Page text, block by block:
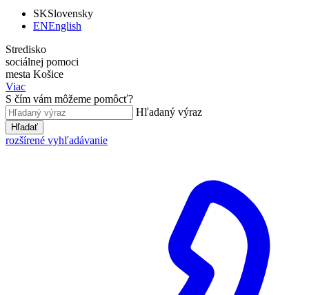
SKSlovensky
ENEnglish
Stredisko
sociálnej pomoci
mesta Košice
Viac
S čím vám môžeme pomôcť?
Hľadaný výraz
Hľadať
rozšírené vyhľadávanie